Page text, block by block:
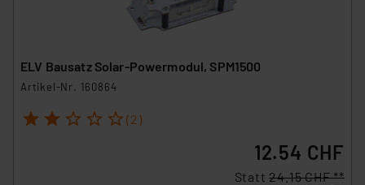
ELV Bausatz Solar-Powermodul, SPM1500
Artikel-Nr. 160864
1 2 3 4 5 (2)
12.54 CHF
Statt24.15 CHF **